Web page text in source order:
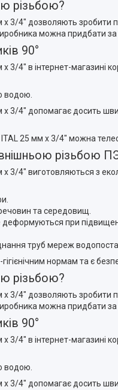
різьбою?
х 3/4" дозволяють
можна придбати
90°
3/4" в інтернет-
водою.
х 3/4" допомагає досить
25 мм х 3/4" можна
різьбою
3/4" виготовляються з
та середовищ.
при
труб мереж
нормам та є
різьбою?
х 3/4" дозволяють
можна придбати
90°
3/4" в інтернет-
водою.
х 3/4" допомагає досить